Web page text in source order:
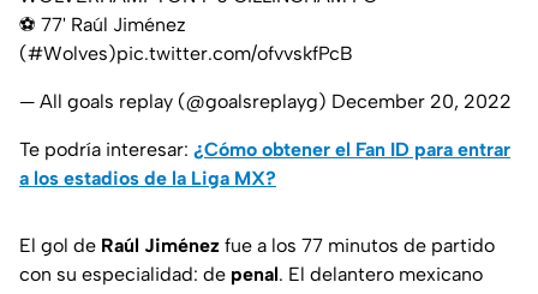
⚽ 77' Raúl Jiménez
(#Wolves)pic.twitter.com/ofvvskfPcB
— All goals replay (@goalsreplayg) December 20, 2022
Te podría interesar: ¿Cómo obtener el Fan ID para entrar
a los estadios de la Liga MX?
El gol de Raúl Jiménez fue a los 77 minutos de partido
con su especialidad: de penal. El delantero mexicano